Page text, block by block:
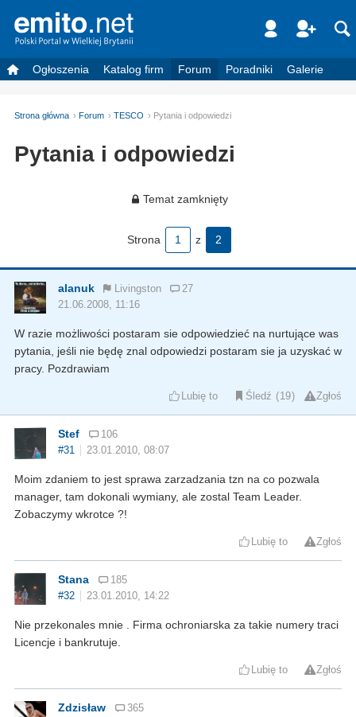
Ogłoszenia Katalog firm Forum Poradniki Galerie
Strona główna Forum TESCO Pytania i odpowiedzi
Pytania i odpowiedzi
Temat zamknięty
Strona 1 z 2
alanuk Livingston
27
21.06.2008, 11:16
W razie możliwości postaram sie odpowiedzieć na nurtujące was
pytania, jeśli nie będę znal odpowiedzi postaram sie ja uzyskać w
pracy. Pozdrawiam
Lubię to Śledź 19 Zgłoś
Stef
106
#31
23.01.2010, 08:07
Moim zdaniem to jest sprawa zarzadzania tzn na co pozwala
manager, tam dokonali wymiany, ale zostal Team Leader.
Zobaczymy wkrotce ?!
Lubię to Zgłoś
Stana
185
#32
23.01.2010, 14:22
Nie przekonales mnie . Firma ochroniarska za takie numery traci
Licencje i bankrutuje.
Lubię to Zgłoś
Zdzisław
365